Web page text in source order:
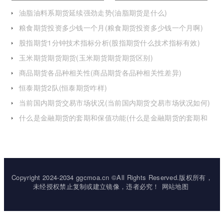
糖合约是怎么交割)
指期货合约(股指期货合约
最长持有多久)
油脂油料系期货延续强劲走势(油脂期货是什么)
粮食期货投资多少钱一个月(粮食期货投资多少钱一个月啊)
股指期货1分钟技术指标分析(股指期货什么技术指标有效)
玉米期货期货期货(玉米期货期货期货区别)
商品期货各品种相关性(商品期货各品种相关性差异)
恒泰期货2队(恒泰期货咋样)
当前国内期货交易市场状况(当前国内期货交易市场状况如何)
什么是金融期货的套期和保值功能(什么是金融期货的套期和
Copyright 2024-2034 ggcmoa.cn ©All Rights Reserved.版权所有，
未经授权禁止复制或建立镜像，违者必究！
网站地图